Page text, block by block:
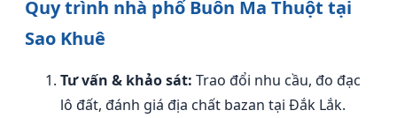
Quy trình nhà phố Buôn Ma Thuột tại
Sao Khuê
Tư vấn & khảo sát: Trao đổi nhu cầu, đo đạc
lô đất, đánh giá địa chất bazan tại Đắk Lắk.